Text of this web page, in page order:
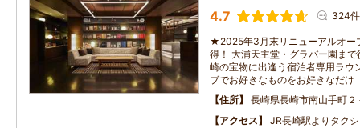
4.7 324件
★2025年3月末リニューアルオ
得！ 大浦天主堂・グラバー園ま
崎の宝物に出逢う宿泊者専用ラウ
ブでお好きなものをお好きなだけ
住所
長崎県長崎市南山手町２
アクセス
JR長崎駅よりタク